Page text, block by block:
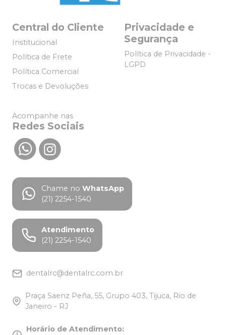
Central do Cliente
Institucional
Política de Frete
Política Comercial
Trocas e Devoluções
Privacidade e
Segurança
Política de Privacidade -
LGPD
Acompanhe nas
Redes Sociais
Chame no WhatsApp
(21) 2254-1540
Atendimento
(21) 2254-1540
dentalrc@dentalrc.com.br
Praça Saenz Peña, 55, Grupo 403, Tijuca, Rio de
Janeiro - RJ
Horário de Atendimento: